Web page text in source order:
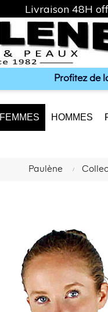
Profitez de
FEMMES HOMMES
Paulène
Livraison 48H